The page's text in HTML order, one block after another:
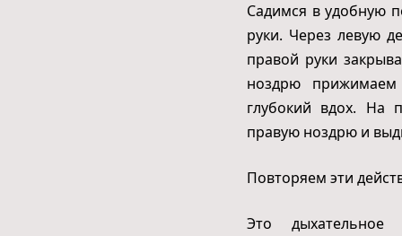
Садимся в удобную
руки. Через левую
правой руки
ноздрю
глубокий вдох. На
правую ноздрю и
Повторяем эти
Это